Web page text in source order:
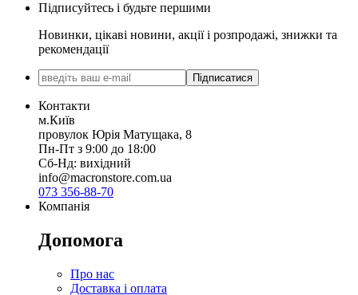
Підписуйтесь і будьте першими
Новинки, цікаві новини, акції і розпродажі, знижки та
рекомендації
Підписатися
Контакти
м.Київ
провулок Юрія Матущака, 8
Пн-Пт з 9:00 до 18:00
Сб-Нд: вихідний
info@macronstore.com.ua
073 356-88-70
Компанія
Допомога
Про нас
Доставка і оплата